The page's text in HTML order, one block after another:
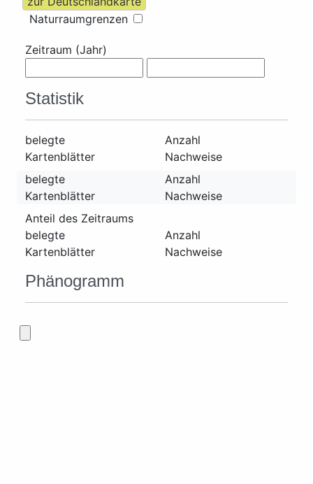
Naturraumgrenzen
Zeitraum (Jahr)
Statistik
belegte
Kartenblätter
Anzahl
Nachweise
belegte
Kartenblätter
Anzahl
Nachweise
Anteil des Zeitraums
belegte
Kartenblätter
Anzahl
Nachweise
Phänogramm